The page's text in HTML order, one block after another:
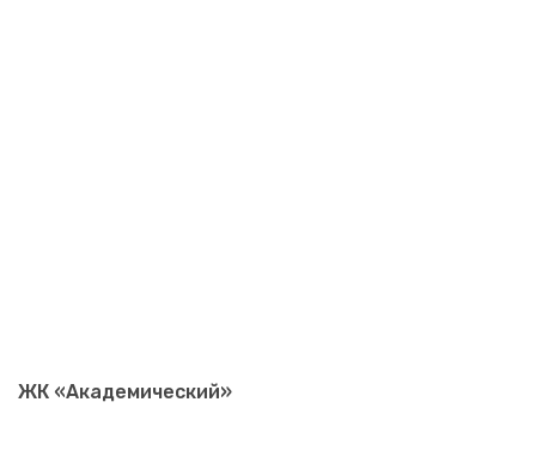
ЖК «Академический»